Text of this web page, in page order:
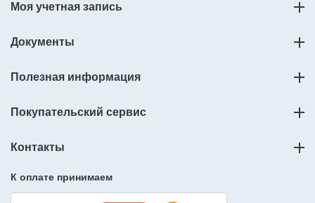
Моя учетная запись
Документы
Полезная информация
Покупательский сервис
Контакты
К оплате принимаем